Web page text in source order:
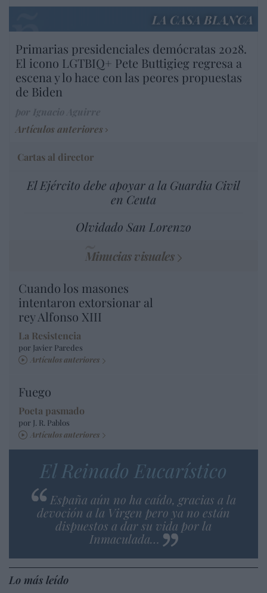
LA CASA BLANCA
Primarias presidenciales demócratas 2028.
El icono LGTBIQ+ Pete Buttigieg regresa a
escena y lo hace con las peores propuestas
de Biden
Artículos anteriores
Cartas al director
El Ejército debe apoyar a la Guardia Civil
en Ceuta
Olvidado San Lorenzo
Minucias visuales
Cuando los masones
intentaron extorsionar al
rey Alfonso XIII
La Resistencia
por Javier Paredes
Artículos anteriores
Fuego
Poeta pasmado
por J. R. Pablos
Artículos anteriores
El Reinado Eucarístico
España aún no ha caído, gracias a la
devoción a la Virgen pero ya no están
dispuestos a dar su vida por la
Inmaculada…
Lo más leído